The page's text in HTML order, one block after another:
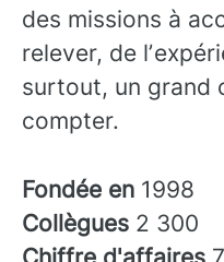
des missions à
relever, de
surtout, un grand
compter.
Fondée en 1998
Collègues 2 300